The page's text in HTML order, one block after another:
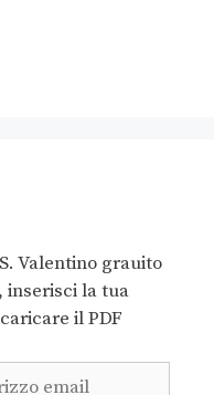
Valentino grauito
la tua
il PDF